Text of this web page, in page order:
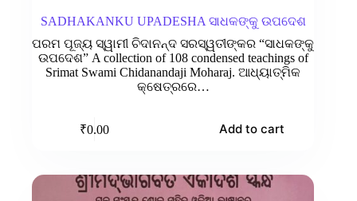
SADHAKANKU UPADESHA ସାଧକଙ୍କୁ ଉପଦେଶ
ପରମ ପୂଜ୍ୟ ସ୍ୱାମୀ ଚିଦାନନ୍ଦ ସରସ୍ୱତୀଙ୍କର “ସାଧକଙ୍କୁ
ଉପଦେଶ” A collection of 108 condensed teachings of
Srimat Swami Chidanandaji Moharaj. ଆଧ୍ୟାତ୍ମିକ
କ୍ଷେତ୍ରରେ…
₹0.00 Add to cart